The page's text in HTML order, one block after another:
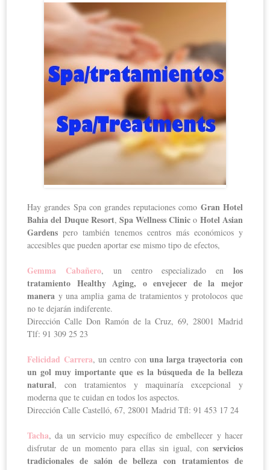
Hay grandes Spa con grandes reputaciones como Gran Hotel
Bahia del Duque Resort, Spa Wellness Clinic o Hotel Asian
Gardens pero también tenemos centros más económicos y
accesibles que pueden aportar ese mismo tipo de efectos,
Gemma Cabañero, un centro especializado en los
tratamiento Healthy Aging, o envejecer de la mejor
manera y una amplia gama de tratamientos y protolocos que
no te dejarán indiferente.
Dirección Calle Don Ramón de la Cruz, 69, 28001 Madrid
Tlf: 91 309 25 23
Felicidad Carrera, un centro con una larga trayectoria con
un gol muy importante que es la búsqueda de la belleza
natural, con tratamientos y maquinaría excepcional y
moderna que te cuidan en todos los aspectos.
Dirección Calle Castelló, 67, 28001 Madrid Tfl: 91 453 17 24
Tacha, da un servicio muy específico de embellecer y hacer
disfrutar de un momento para ellas sin igual, con servicios
tradicionales de salón de belleza con tratamientos de